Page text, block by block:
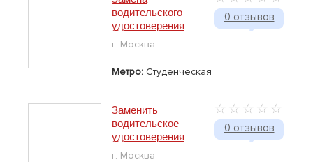
0 отзывов
водительского
удостоверения
г. Москва
Метро: Студенческая
0 отзывов
Заменить
водительское
удостоверения
г. Москва